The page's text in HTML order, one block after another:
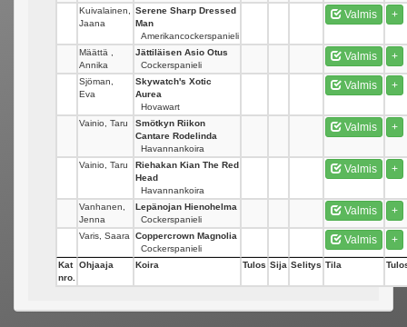
Kuivalainen,
Jaana
Serene Sharp Dressed
Man
Amerikancockerspanieli
Valmis +
Määttä ,
Annika
Jättiläisen Asio Otus
Cockerspanieli
Valmis +
Sjöman,
Eva
Skywatch's Xotic
Aurea
Hovawart
Valmis +
Vainio, Taru
Smötkyn Riikon
Cantare Rodelinda
Havannankoira
Valmis +
Vainio, Taru
Riehakan Kian The Red
Head
Havannankoira
Valmis +
Vanhanen,
Jenna
Lepänojan Hienohelma
Cockerspanieli
Valmis +
Varis, Saara
Coppercrown Magnolia
Cockerspanieli
Valmis +
Kat
nro.
Ohjaaja Koira Tulos Sija Selitys Tila